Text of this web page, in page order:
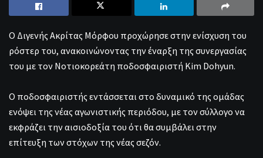
Ο Διγενής Ακρίτας Μόρφου προχώρησε στην ενίσχυση του
ρόστερ του, ανακοινώνοντας την έναρξη της συνεργασίας
του με τον Νοτιοκορεάτη ποδοσφαιριστή Kim Dohyun.
Ο ποδοσφαιριστής εντάσσεται στο δυναμικό της ομάδας
ενόψει της νέας αγωνιστικής περιόδου, με τον σύλλογο να
εκφράζει την αισιοδοξία του ότι θα συμβάλει στην
επίτευξη των στόχων της νέας σεζόν.